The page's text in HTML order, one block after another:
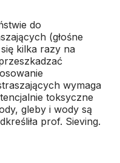
do
(głośne
kilka razy na
wymaga
toksyczne
gleby i wody są
prof. Sieving.